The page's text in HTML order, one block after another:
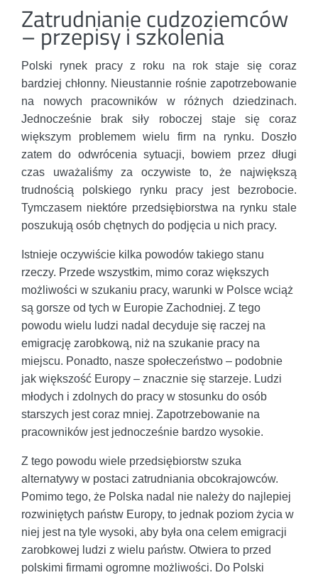
Zatrudnianie cudzoziemców
– przepisy i szkolenia
Polski rynek pracy z roku na rok staje się coraz
bardziej chłonny. Nieustannie rośnie zapotrzebowanie
na nowych pracowników w różnych dziedzinach.
Jednocześnie brak siły roboczej staje się coraz
większym problemem wielu firm na rynku. Doszło
zatem do odwrócenia sytuacji, bowiem przez długi
czas uważaliśmy za oczywiste to, że największą
trudnością polskiego rynku pracy jest bezrobocie.
Tymczasem niektóre przedsiębiorstwa na rynku stale
poszukują osób chętnych do podjęcia u nich pracy.
Istnieje oczywiście kilka powodów takiego stanu
rzeczy. Przede wszystkim, mimo coraz większych
możliwości w szukaniu pracy, warunki w Polsce wciąż
są gorsze od tych w Europie Zachodniej. Z tego
powodu wielu ludzi nadal decyduje się raczej na
emigrację zarobkową, niż na szukanie pracy na
miejscu. Ponadto, nasze społeczeństwo – podobnie
jak większość Europy – znacznie się starzeje. Ludzi
młodych i zdolnych do pracy w stosunku do osób
starszych jest coraz mniej. Zapotrzebowanie na
pracowników jest jednocześnie bardzo wysokie.
Z tego powodu wiele przedsiębiorstw szuka
alternatywy w postaci zatrudniania obcokrajowców.
Pomimo tego, że Polska nadal nie należy do najlepiej
rozwiniętych państw Europy, to jednak poziom życia w
niej jest na tyle wysoki, aby była ona celem emigracji
zarobkowej ludzi z wielu państw. Otwiera to przed
polskimi firmami ogromne możliwości. Do Polski